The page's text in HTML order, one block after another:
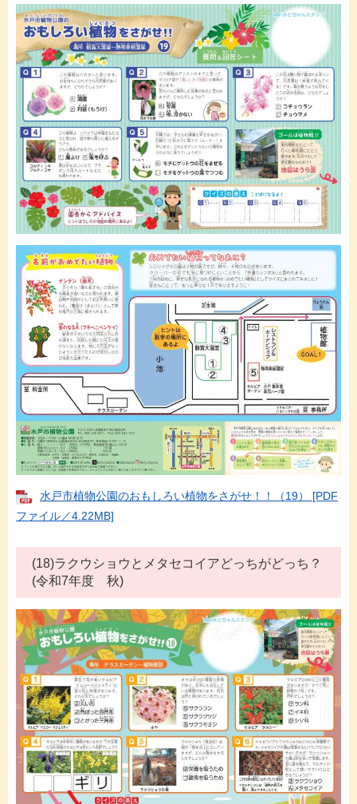
水戸市植物公園のおもしろい植物をさがせ！！（19） [PDF
ファイル／4.22MB]
(18)ラクウショウとメタセコイアどっちがどっち？
(令和7年度 秋)